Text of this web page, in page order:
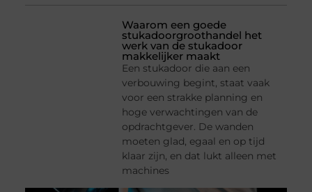
Waarom een goede
stukadoorgroothandel het
werk van de stukadoor
makkelijker maakt
Een stukadoor die aan een
verbouwing begint, staat vaak
voor een strakke planning en
hoge verwachtingen van de
opdrachtgever. De wanden
moeten glad, egaal en op tijd
klaar zijn, en dat lukt alleen met
machines